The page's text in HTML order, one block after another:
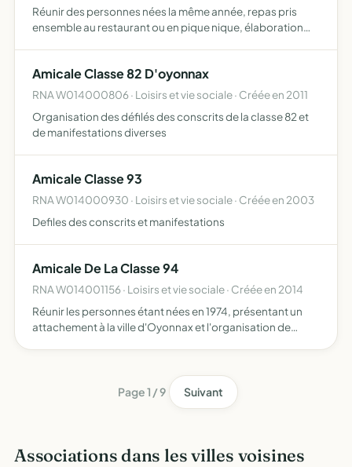
Réunir des personnes nées la même année, repas pris
ensemble au restaurant ou en pique nique, élaboration
Amicale Classe 82 D'oyonnax
RNA W014000806 · Loisirs et vie sociale · Créée en 2011
Organisation des défilés des conscrits de la classe 82 et
de manifestations diverses
Amicale Classe 93
RNA W014000930 · Loisirs et vie sociale · Créée en 2003
Defiles des conscrits et manifestations
Amicale De La Classe 94
RNA W014001156 · Loisirs et vie sociale · Créée en 2014
Réunir les personnes étant nées en 1974, présentant un
attachement à la ville d'Oyonnax et l'organisation de
Page 1 / 9 Suivant
Associations dans les villes voisines